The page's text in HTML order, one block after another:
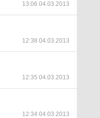
13:06 04.03.2013
12:38 04.03.2013
12:35 04.03.2013
12:34 04.03.2013